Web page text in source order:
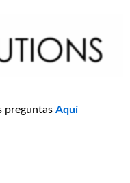
preguntas Aquí